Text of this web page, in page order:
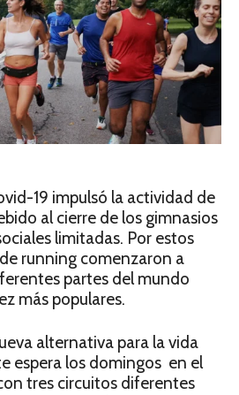
19 impulsó la actividad de
al cierre de los gimnasios
limitadas. Por estos
running comenzaron a
partes del mundo
más populares.
alternativa para la vida
espera los domingos en el
tres circuitos diferentes